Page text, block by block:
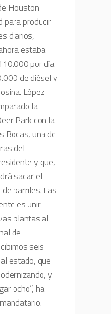
Houston
para producir
diarios,
estaba
por día
de diésel y
López
la
Park con la
Bocas, una de
del
y que,
sacar el
barriles. Las
es unir
plantas al
de
seis
estado, que
y
ocho”, ha